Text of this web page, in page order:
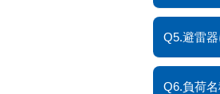
Q5.避雷
Q6.負荷